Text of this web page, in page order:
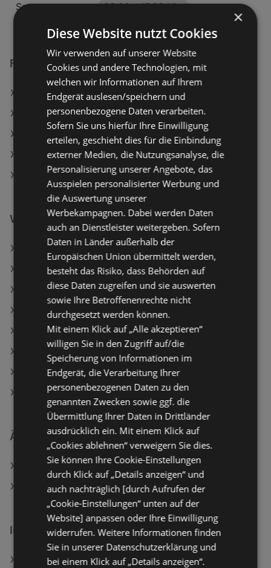
Samstag
09:00-17:00 Uhr
Fressnapf Filialen in:
Fressnapf in Mattersburg
Fressnapf in Villach
Fressnapf in Wolfsberg
Fressnapf in Tumeltsham
Fressnapf in Gleisdorf
Weiterführende Links
Reinigungsbürsten Set
Textipflegebürste
Fressnapf Angebote
Tchibo/Eduscho Angebote
INTERSPORT Angebote
Aktuelle INTERSPORT Flugblätter
Aktuelle Tchibo/Eduscho Flugblätter
Aktuelle LEGO Flugblätter
Ähnliche Händler
Tchibo/Eduscho Angebote
INTERSPORT Angebote
Interessantes auf wogibtswas.at
MSI MAG Infinite S3 14NVL5-2814DE Gaming PC,
×
Diese Website nutzt Cookies
Wir verwenden auf unserer Website
Cookies und andere Technologien, mit
welchen wir Informationen auf Ihrem
Endgerät auslesen/speichern und
personenbezogene Daten verarbeiten.
Sofern Sie uns hierfür Ihre Einwilligung
erteilen, geschieht dies für die Einbindung
externer Medien, die Nutzungsanalyse, die
Personalisierung unserer Angebote, das
Ausspielen personalisierter Werbung und
die Auswertung unserer
Werbekampagnen. Dabei werden Daten
auch an Dienstleister weitergeben. Sofern
Daten in Länder außerhalb der
Europäischen Union übermittelt werden,
besteht das Risiko, dass Behörden auf
diese Daten zugreifen und sie auswerten
sowie Ihre Betroffenenrechte nicht
durchgesetzt werden können.
Mit einem Klick auf „Alle akzeptieren“
willigen Sie in den Zugriff auf/die
Speicherung von Informationen im
Endgerät, die Verarbeitung Ihrer
personenbezogenen Daten zu den
genannten Zwecken sowie ggf. die
Übermittlung Ihrer Daten in Drittländer
ausdrücklich ein. Mit einem Klick auf
„Cookies ablehnen“ verweigern Sie dies.
Sie können Ihre Cookie-Einstellungen
durch Klick auf „Details anzeigen“ und
auch nachträglich [durch Aufrufen der
„Cookie-Einstellungen“ unten auf der
Website] anpassen oder Ihre Einwilligung
widerrufen. Weitere Informationen finden
Sie in unserer Datenschutzerklärung und
bei einem Klick auf „Details anzeigen“.